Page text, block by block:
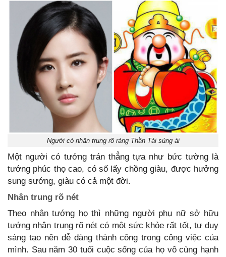
Người có nhân trung rõ ràng Thần Tài sủng ái
Một người có tướng trán thẳng tựa như bức tường là
tướng phúc thọ cao, có số lấy chồng giàu, được hưởng
sung sướng, giàu có cả một đời.
Nhân trung rõ nét
Theo nhân tướng họ thì những người phụ nữ sở hữu
tướng nhân trung rõ nét có một sức khỏe rất tốt, tư duy
sáng tạo nên dễ dàng thành công trong công việc của
mình. Sau năm 30 tuổi cuộc sống của họ vô cùng hạnh